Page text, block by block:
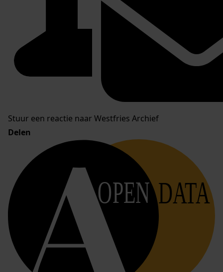
Stuur een reactie naar Westfries Archief
Delen
OPEN DATA